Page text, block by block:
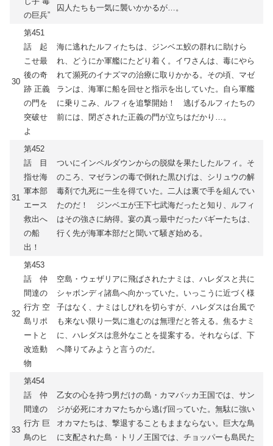
の巨兵”
囚人たちも一気に襲いかかるが…。
30
第451
話 起
こせ最
後の奇
跡 正義
の門を
突破せ
よ
海に逃れたルフィたちは、ジンベエ鮫の群れに助けら
れ、どうにか軍艦にたどり着く。イワさんは、毒にやら
れて瀕死のイナズマの治療に取りかかる。その頃、マゼ
ランは、海軍に船を回せと指示を出していた。自ら軍艦
に乗りこみ、ルフィを追撃開始！ 逃げるルフィたちの
前には、閉ざされた正義の門が立ちはだかり…。
31
第452
話 目
指せ海
軍本部
エース
救出へ
の船
出！
ついにインペルダウンからの脱獄を果たしたルフィ。そ
のころ、マゼランの毒で倒れた黒ひげは、シリュウの解
毒剤で九死に一生を得ていた。二人は裏で手を組んでい
たのだ！ ジンベエが王下七武海だったと知り、ルフィ
はその強さに納得。宴の真っ最中だったバギーたちは、
行く先が海軍本部だと聞いて騒ぎ始める。
32
第453
話 仲
間達の
行方 空
島リポ
ートと
改造動
物
空島・ウェザリアに飛ばされたナミは、ハレダスと共に
シャボンディ諸島へ向かっていた。いっこうに近づく様
子はなく、ナミはしびれを切らすが、ハレダスは台風で
も来ない限り一気に進むのは無理だと答える。焦るナミ
に、ハレダスは意外なことを提案する。それならば、下
へ降りてみようと言うのだ。
33
第454
話 仲
間達の
行方 巨
鳥のヒ
乙女の心を持つ男だけの島・カマバッカ王国では、サン
ジが必死にオカマたちから逃げ回っていた。無駄に強い
オカマたちは、撃退することもままならない。巨大な鳥
に支配された島・トリノ王国では、チョッパーも島民た